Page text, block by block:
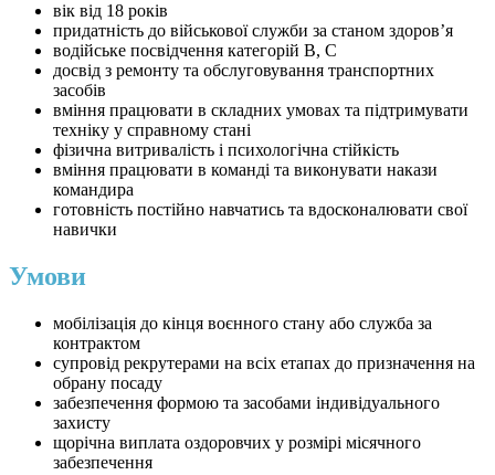
вік від 18 років
придатність до військової служби за станом здоров’я
водійське посвідчення категорій B, C
досвід з ремонту та обслуговування транспортних
засобів
вміння працювати в складних умовах та підтримувати
техніку у справному стані
фізична витривалість і психологічна стійкість
вміння працювати в команді та виконувати накази
командира
готовність постійно навчатись та вдосконалювати свої
навички
Умови
мобілізація до кінця воєнного стану або служба за
контрактом
супровід рекрутерами на всіх етапах до призначення на
обрану посаду
забезпечення формою та засобами індивідуального
захисту
щорічна виплата оздоровчих у розмірі місячного
забезпечення